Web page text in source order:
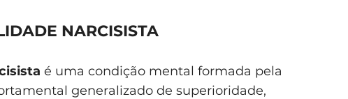
NARCISISTA
é uma condição mental formada pela
generalizado de superioridade,